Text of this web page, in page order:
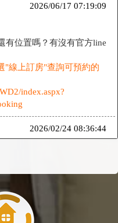
2026/06/17 07:19:09
有位置嗎？有沒有官方line
"線上訂房"查詢可預約的
index.aspx?
2026/02/24 08:36:44
謝謝！
2025/11/26 17:06:35